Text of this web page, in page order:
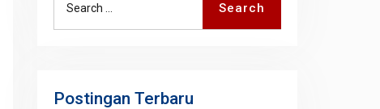
Search
Postingan Terbaru